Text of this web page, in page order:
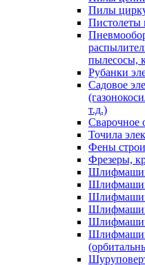
Пилы
Пистолеты
пылесосы,
Рубанки
Садовое
т.д.)
Сварочное
Точила
Фены
Фрезеры,